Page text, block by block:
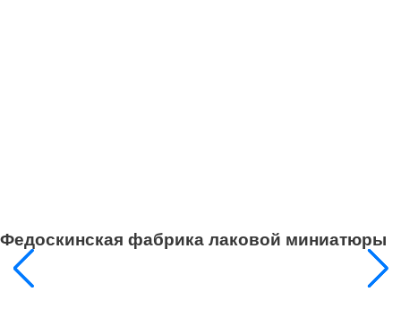
Федоскинская фабрика лаковой миниатюры